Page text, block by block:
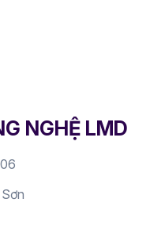
NGHỆ LMD